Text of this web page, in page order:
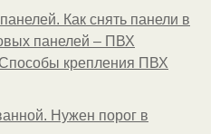
Как снять панели в
панелей – ПВХ
крепления ПВХ
Нужен порог в